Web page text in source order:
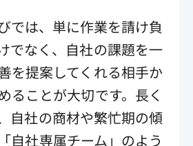
では、単に作業を請け負
でなく、自社の課題を一
を提案してくれる相手か
ることが大切です。長く
自社の商材や繁忙期の傾
自社専属チーム」のよう